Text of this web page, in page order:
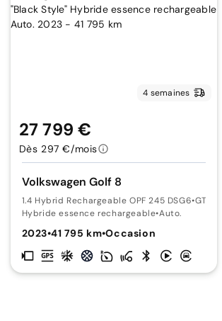
4 semaines
Volkswagen Golf 8
1.4 Hybrid Rechargeable OPF 245 DSG6•GTE
Hybride essence rechargeable•Auto.
2023•41 795 km•Occasion
27 799 €
Dès 297 €/mois